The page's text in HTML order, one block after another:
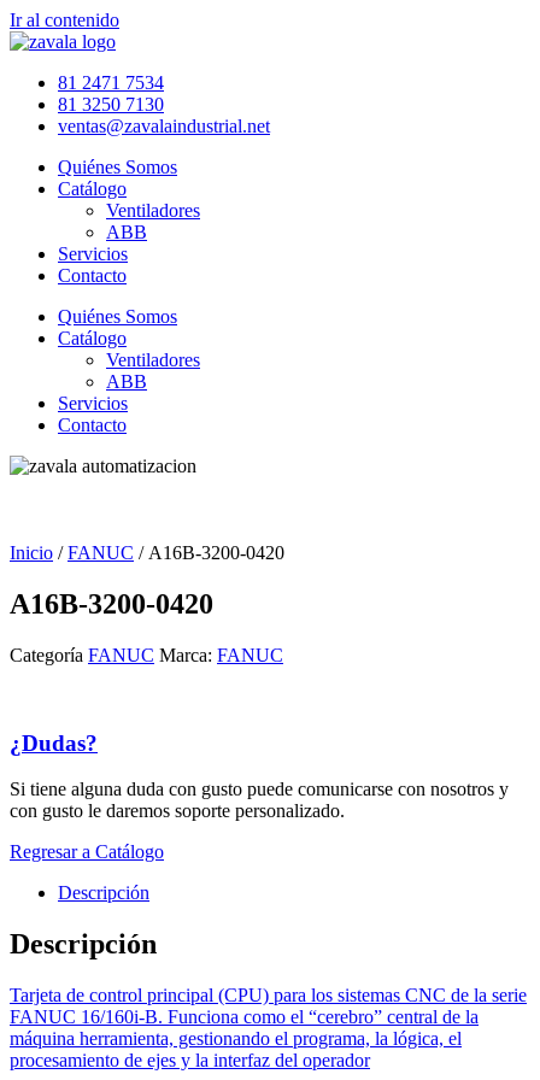
Ir al contenido
81 2471 7534
81 3250 7130
ventas@zavalaindustrial.net
Quiénes Somos
Catálogo
Ventiladores
ABB
Servicios
Contacto
Quiénes Somos
Catálogo
Ventiladores
ABB
Servicios
Contacto
Inicio /FANUC / A16B-3200-0420
A16B-3200-0420
Categoría FANUC Marca: FANUC
¿Dudas?
Si tiene alguna duda con gusto puede comunicarse con nosotros y
con gusto le daremos soporte personalizado.
Regresar a Catálogo
Descripción
Descripción
Tarjeta de control principal (CPU) para los sistemas CNC de la serie
FANUC 16/160i-B. Funciona como el “cerebro” central de la
máquina herramienta, gestionando el programa, la lógica, el
procesamiento de ejes y la interfaz del operador